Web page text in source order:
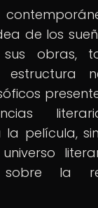
de los
obras,
estructura
la película,
sobre la